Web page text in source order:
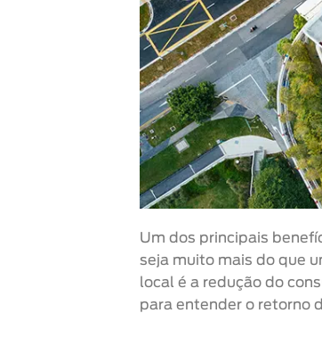
Um dos principais
seja muito mais do que
local é a redução do
para entender o retorno